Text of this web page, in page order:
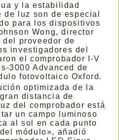
y la estabilidad
luz son de especial
para los dispositivos
Wong, director
proveedor de
investigadores del
el comprobador I-V
3000 Advanced de
fotovoltaico Oxford.
optimizada de la
distancia de
del comprobador está
un campo luminoso
al sol en cada punto
módulo», añadió